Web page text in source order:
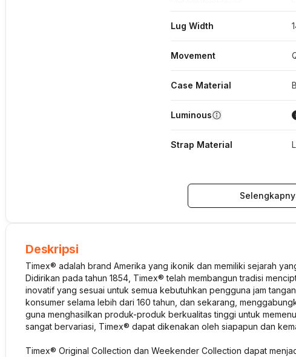
Lug Width
Movement
Case Material
Luminous
Strap Material
Deskripsi
Timex® adalah brand Amerika yang ikonik dan memiliki sejarah
Didirikan pada tahun 1854, Timex® telah membangun tradisi
inovatif yang sesuai untuk semua kebutuhkan pengguna jam
konsumer selama lebih dari 160 tahun, dan sekarang,
guna menghasilkan produk-produk berkualitas tinggi untuk
sangat bervariasi, Timex® dapat dikenakan oleh siapapun dan
Timex® Original Collection dan Weekender Collection dapat